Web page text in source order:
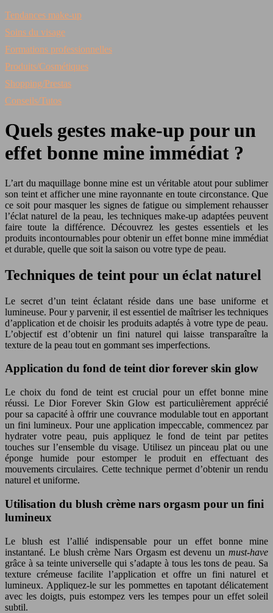
Tendances make-up
Soins du visage
Formations professionnelles
Produits/Cosmétiques
Shopping/Prestas
Conseils/Tutos
Quels gestes make-up pour un
effet bonne mine immédiat ?
L’art du maquillage bonne mine est un véritable atout pour sublimer
son teint et afficher une mine rayonnante en toute circonstance. Que
ce soit pour masquer les signes de fatigue ou simplement rehausser
l’éclat naturel de la peau, les techniques make-up adaptées peuvent
faire toute la différence. Découvrez les gestes essentiels et les
produits incontournables pour obtenir un effet bonne mine immédiat
et durable, quelle que soit la saison ou votre type de peau.
Techniques de teint pour un éclat naturel
Le secret d’un teint éclatant réside dans une base uniforme et
lumineuse. Pour y parvenir, il est essentiel de maîtriser les techniques
d’application et de choisir les produits adaptés à votre type de peau.
L’objectif est d’obtenir un fini naturel qui laisse transparaître la
texture de la peau tout en gommant ses imperfections.
Application du fond de teint dior forever skin glow
Le choix du fond de teint est crucial pour un effet bonne mine
réussi. Le Dior Forever Skin Glow est particulièrement apprécié
pour sa capacité à offrir une couvrance modulable tout en apportant
un fini lumineux. Pour une application impeccable, commencez par
hydrater votre peau, puis appliquez le fond de teint par petites
touches sur l’ensemble du visage. Utilisez un pinceau plat ou une
éponge humide pour estomper le produit en effectuant des
mouvements circulaires. Cette technique permet d’obtenir un rendu
naturel et uniforme.
Utilisation du blush crème nars orgasm pour un fini
lumineux
Le blush est l’allié indispensable pour un effet bonne mine
instantané. Le blush crème Nars Orgasm est devenu un must-have
grâce à sa teinte universelle qui s’adapte à tous les tons de peau. Sa
texture crémeuse facilite l’application et offre un fini naturel et
lumineux. Appliquez-le sur les pommettes en tapotant délicatement
avec les doigts, puis estompez vers les tempes pour un effet soleil
subtil.